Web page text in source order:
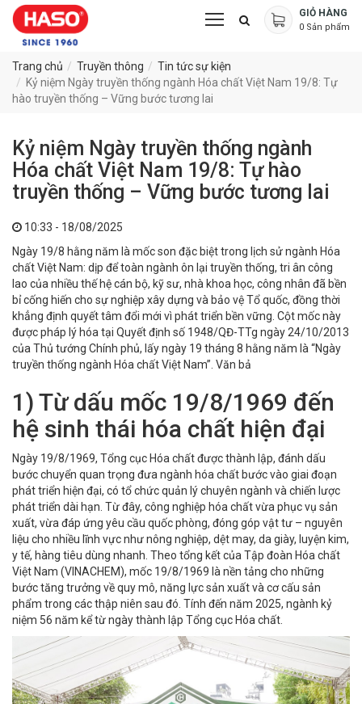
GIỎ HÀNG
0 Sản phẩm
Trang chủ Truyền thông
Tin tức sự kiện
Kỷ niệm Ngày truyền thống ngành Hóa chất Việt Nam 19/8: Tự
hào truyền thống – Vững bước tương lai
Kỷ niệm Ngày truyền thống ngành
Hóa chất Việt Nam 19/8: Tự hào
truyền thống – Vững bước tương lai
10:33 - 18/08/2025
Ngày 19/8 hằng năm là mốc son đặc biệt trong lịch sử ngành Hóa
chất Việt Nam: dịp để toàn ngành ôn lại truyền thống, tri ân công
lao của nhiều thế hệ cán bộ, kỹ sư, nhà khoa học, công nhân đã bền
bỉ cống hiến cho sự nghiệp xây dựng và bảo vệ Tổ quốc, đồng thời
khẳng định quyết tâm đổi mới vì phát triển bền vững. Cột mốc này
được pháp lý hóa tại Quyết định số 1948/QĐ-TTg ngày 24/10/2013
của Thủ tướng Chính phủ, lấy ngày 19 tháng 8 hằng năm là “Ngày
truyền thống ngành Hóa chất Việt Nam”. Văn bả
1) Từ dấu mốc 19/8/1969 đến
hệ sinh thái hóa chất hiện đại
Ngày 19/8/1969, Tổng cục Hóa chất được thành lập, đánh dấu
bước chuyển quan trọng đưa ngành hóa chất bước vào giai đoạn
phát triển hiện đại, có tổ chức quản lý chuyên ngành và chiến lược
phát triển dài hạn. Từ đây, công nghiệp hóa chất vừa phục vụ sản
xuất, vừa đáp ứng yêu cầu quốc phòng, đóng góp vật tư – nguyên
liệu cho nhiều lĩnh vực như nông nghiệp, dệt may, da giày, luyện kim,
y tế, hàng tiêu dùng nhanh. Theo tổng kết của Tập đoàn Hóa chất
Việt Nam (VINACHEM), mốc 19/8/1969 là nền tảng cho những
bước tăng trưởng về quy mô, năng lực sản xuất và cơ cấu sản
phẩm trong các thập niên sau đó. Tính đến năm 2025, ngành kỷ
niệm 56 năm kể từ ngày thành lập Tổng cục Hóa chất.